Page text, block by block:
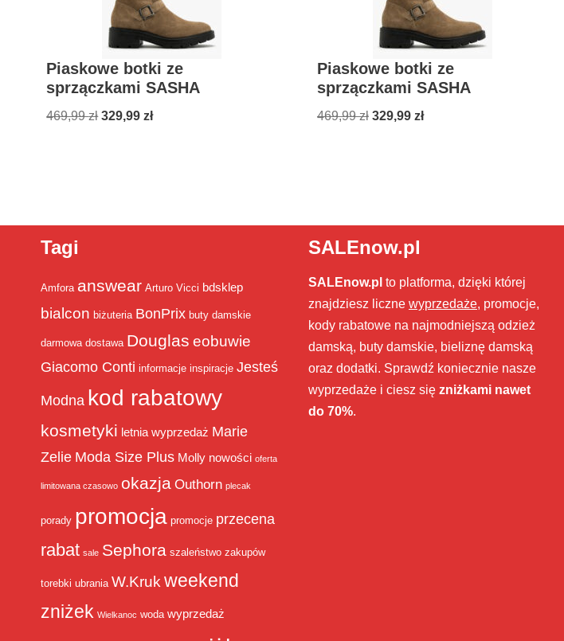
Piaskowe botki ze
sprzączkami SASHA
469,99zł 329,99zł
Piaskowe botki ze
sprzączkami SASHA
469,99zł 329,99 zł
Tagi
Amfora answear Arturo Vicci bdsklep
bialcon biżuteria BonPrix buty damskie
darmowa dostawa Douglas eobuwie
Giacomo Conti informacje inspiracje Jesteś
Modna kod rabatowy
kosmetyki letnia wyprzedaż Marie
Zelie Moda Size Plus Molly nowości oferta
limitowana czasowo okazja Outhorn plecak
porady promocja promocje przecena
rabat sale Sephora szaleństwo zakupów
torebki ubrania W.Kruk weekend
zniżek Wielkanoc woda wyprzedaż
SALEnow.pl
SALEnow.pl to platforma, dzięki której
znajdziesz liczne wyprzedaże, promocje,
kody rabatowe na najmodniejszą odzież
damską, buty damskie, bieliznę damską
oraz dodatki. Sprawdź koniecznie nasze
wyprzedaże i ciesz się zniżkami nawet
do 70%.